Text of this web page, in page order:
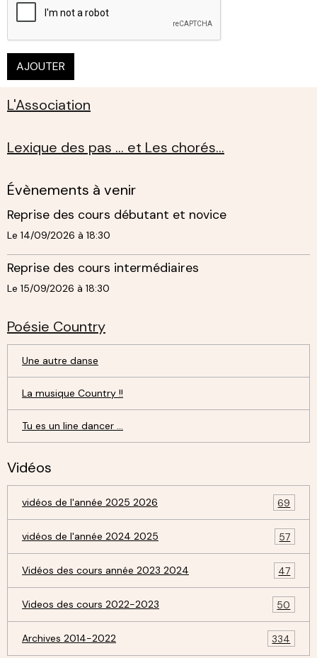
AJOUTER
L'Association
Lexique des pas ... et Les chorés...
Évènements à venir
Reprise des cours débutant et novice
Le 14/09/2026 à 18:30
Reprise des cours intermédiaires
Le 15/09/2026 à 18:30
Poésie Country
Une autre danse
La musique Country !!
Tu es un line dancer ...
Vidéos
vidéos de l'année 2025 2026 69
vidéos de l'année 2024 2025 57
Vidéos des cours année 2023 2024 47
Videos des cours 2022-2023 50
Archives 2014-2022 334